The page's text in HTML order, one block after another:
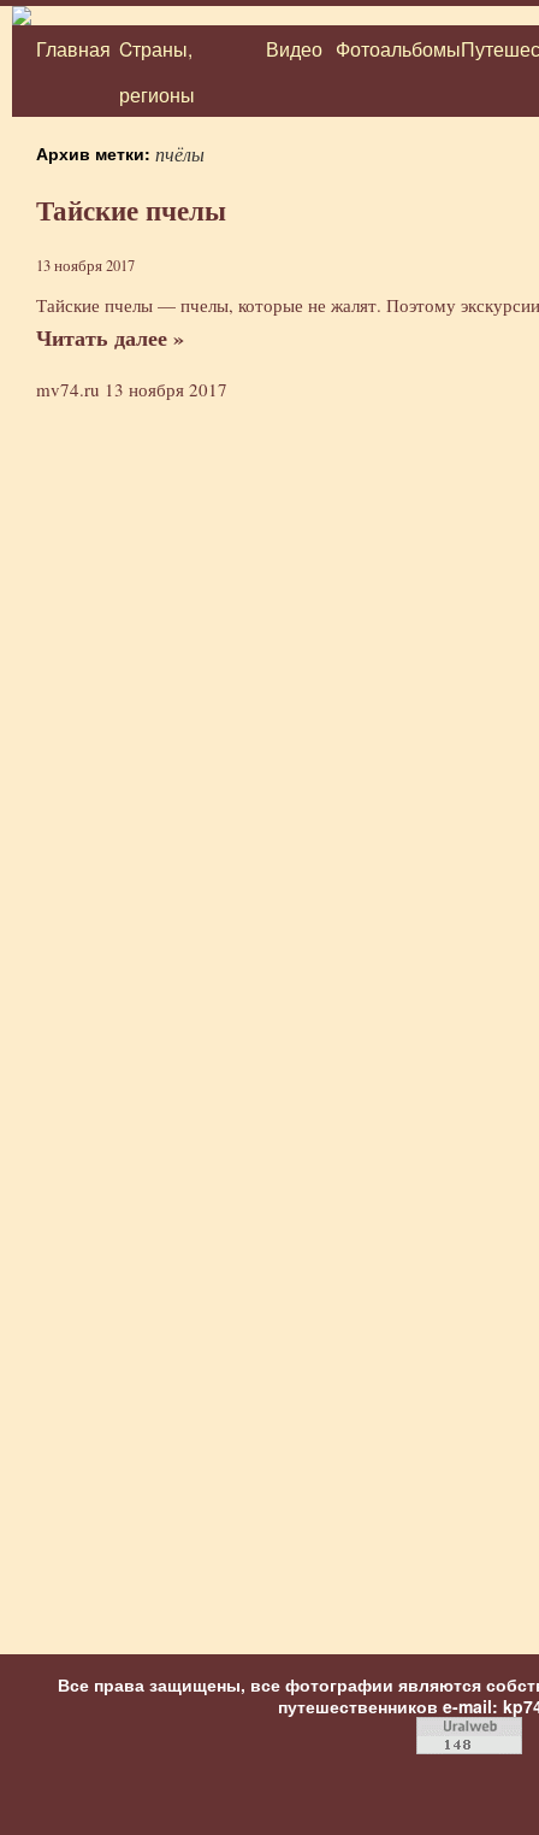
Перейти
Главная Cтраны,
регионы
Видео Фотоальбомы
Архив метки: пчёлы
Тайские пчелы
13 ноября 2017
Тайские пчелы — пчелы, которые не жалят. Поэтому
Читать далее »
mv74.ru 13 ноября 2017
Все права защищены, все фотографии являются
путешественников e-mail: